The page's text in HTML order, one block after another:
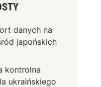
danych na
japońskich
kontrolna
ukraińskiego